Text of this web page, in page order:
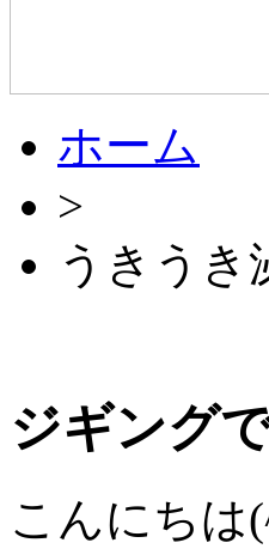
ホーム
>
うきうき
ジギング
こんにちは